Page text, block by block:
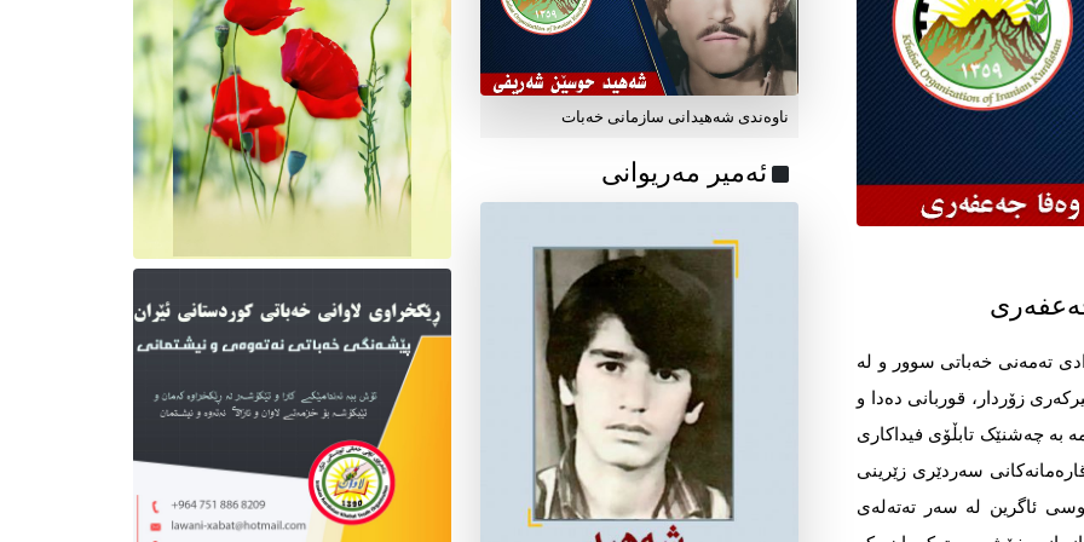
تەمەنی خەباتی سوور و لە
زۆردار، قوربانی دەدا و
بە چەشنێک تابڵۆی فیداکاری
سەردێری زێرینی
ئاگرین لە سەر تەتەلەی
ناوه‌ندی شه‌هیدانی سازمانی خه‌بات
ئه‌میر مه‌ریوانی